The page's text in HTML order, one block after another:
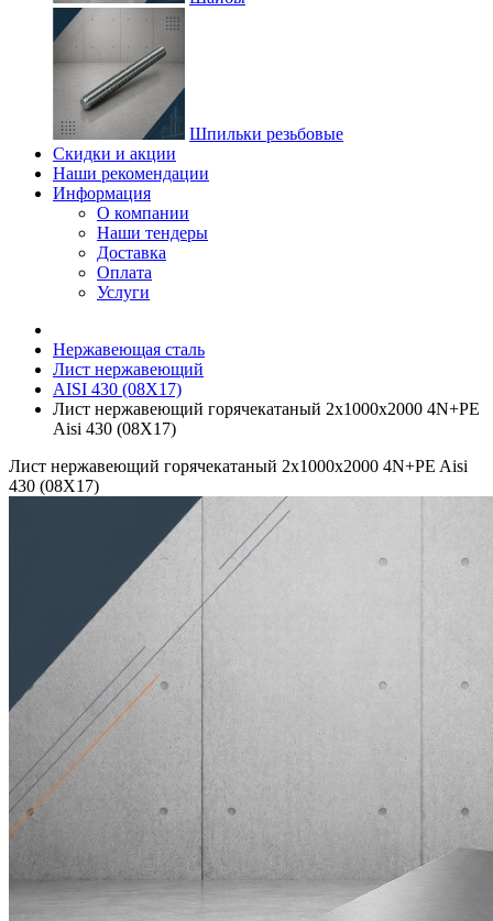
Шпильки резьбовые
Скидки и акции
Наши рекомендации
Информация
О компании
Наши тендеры
Доставка
Оплата
Услуги
Нержавеющая сталь
Лист нержавеющий
AISI 430 (08Х17)
Лист нержавеющий горячекатаный 2х1000х2000 4N+PE
Aisi 430 (08Х17)
Лист нержавеющий горячекатаный 2х1000х2000 4N+PE Aisi
430 (08Х17)